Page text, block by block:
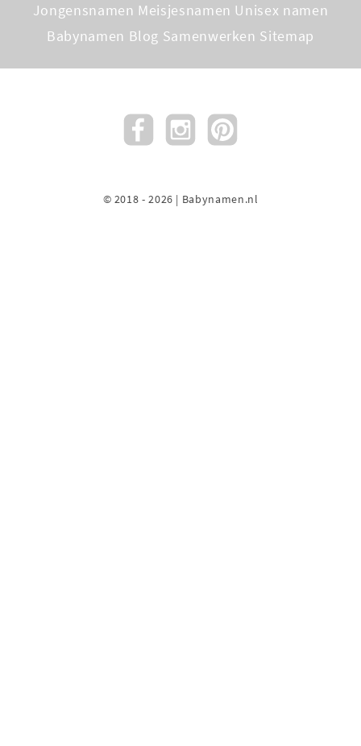
Jongensnamen Meisjesnamen Unisex namen
Babynamen Blog Samenwerken Sitemap
© 2018 - 2026 | Babynamen.nl